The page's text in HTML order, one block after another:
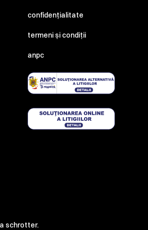
confidențialitate
termeni și condiții
anpc
schrotter.